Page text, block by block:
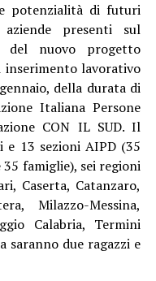
potenzialità di futuri
presenti sul
nuovo progetto
lavorativo
della durata di
Italiana Persone
CON IL SUD. Il
13 sezioni AIPD (35
famiglie), sei regioni
Caserta, Catanzaro,
Milazzo-Messina,
Calabria, Termini
saranno due ragazzi e